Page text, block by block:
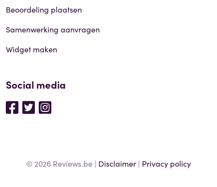
Beoordeling plaatsen
Samenwerking aanvragen
Widget maken
Social media
© 2026 Reviews.be | Disclaimer | Privacy policy